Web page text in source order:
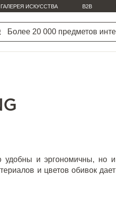
ГАЛЕРЕЯ ИСКУССТВА B2B
удобны и эргономичны, но и
и цветов обивок дает